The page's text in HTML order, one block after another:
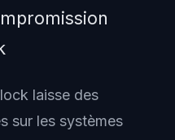
laisse des
sur les systèmes